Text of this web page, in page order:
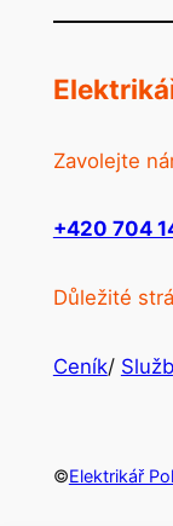
Zavolejte
+420 704
Důležité
Ceník/
©Elektrikář